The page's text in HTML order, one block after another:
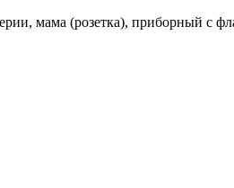
мама (розетка), приборный с